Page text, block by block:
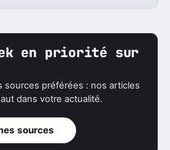
en priorité sur
sources préférées : nos articles
dans votre actualité.
sources